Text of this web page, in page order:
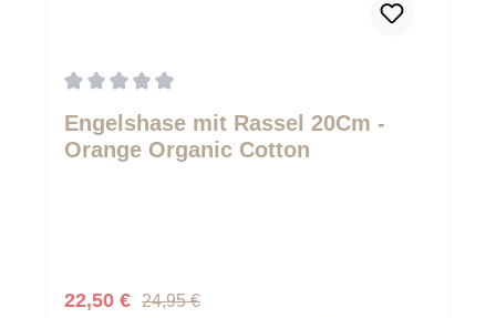
Engelshase mit Rassel 20Cm -
Orange Organic Cotton
Verkaufspreis:
22,50 € Regulärer Preis:
24,95 €